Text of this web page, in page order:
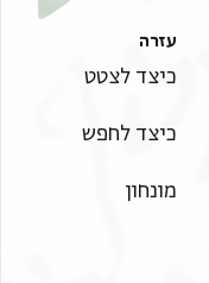
עזרה
כיצד לצטט
כיצד לחפש
מונחון